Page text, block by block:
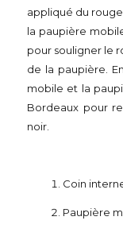
appliqué du
la paupière
pour souligner le
de la paupière.
mobile et la
Bordeaux pour
noir.
Coin
Paupière